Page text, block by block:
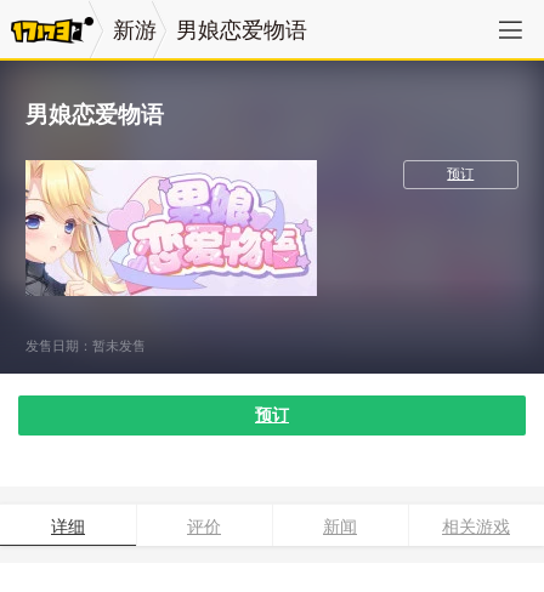
新游 男娘恋爱物语
男娘恋爱物语
预订
发售日期：暂未发售
预订
详细 评价 新闻 相关游戏